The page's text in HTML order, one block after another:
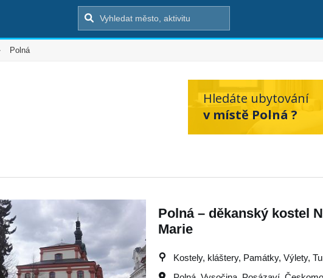
Polná
Hledáte ubytování
v místě Polná ?
Polná – děkanský kostel
Marie
Kostely, kláštery, Památky, Výlety,